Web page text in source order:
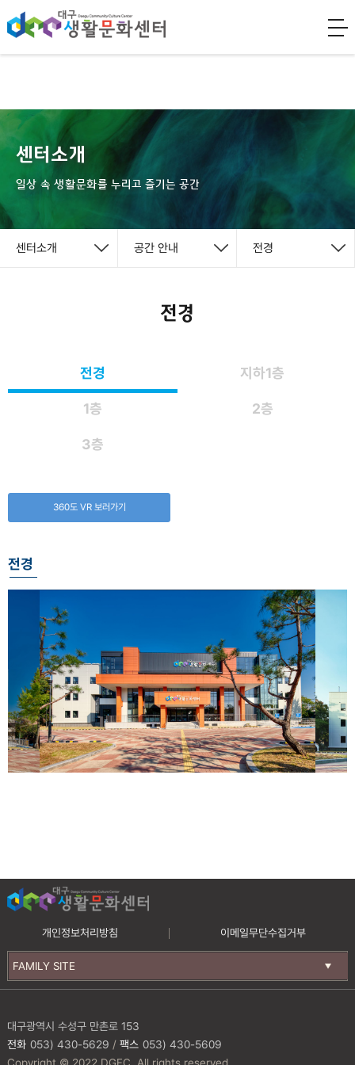
센터소개
일상 속 생활문화를 누리고 즐기는 공간
센터소개 공간 안내 전경
전경
전경 지하1층
1층 2층
3층
360도 VR 보러가기
전경
개인정보처리방침 이메일무단수집거부
FAMILY SITE
대구광역시 수성구 만촌로 153
전화 053) 430-5629 / 팩스 053) 430-5609